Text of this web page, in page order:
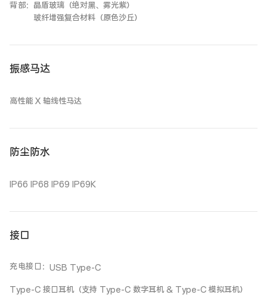
背部： 晶盾玻璃（绝对黑、雾光紫）
玻纤增强复合材料（原色沙丘）
振感马达
高性能 X 轴线性马达
防尘防水
IP66 IP68 IP69 IP69K
接口
充电接口 ： USB Type-C
Type-C 接口耳机（支持 Type-C 数字耳机 & Type-C 模拟耳机）